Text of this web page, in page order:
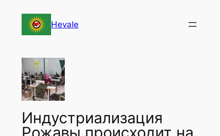
содержимому
Hevale
Индустриализация
Рожавы происходит на